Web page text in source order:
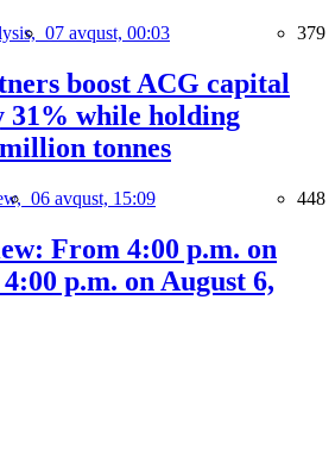
07 avqust, 00:03 379
boost ACG capital
31% while holding
tonnes
06 avqust, 15:09 448
From 4:00 p.m. on
p.m. on August 6,